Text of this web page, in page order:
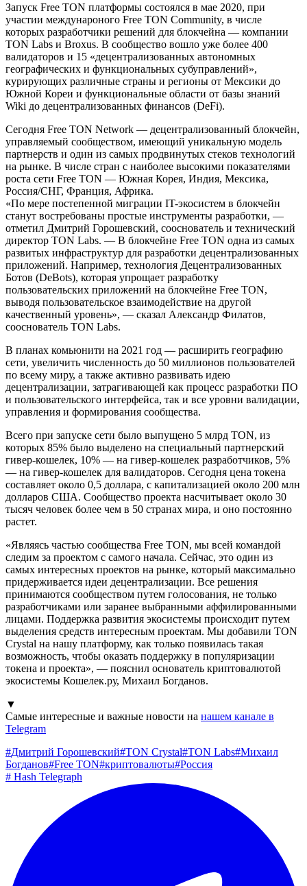
Запуск Free TON платформы состоялся в мае 2020, при
участии междунароного Free TON Community, в числе
которых разработчики решений для блокчейна — компании
TON Labs и Broxus. В сообщество вошло уже более 400
валидаторов и 15 «децентрализованных автономных
географических и функциональных субуправлений»,
курирующих различные страны и регионы от Мексики до
Южной Кореи и функциональные области от базы знаний
Wiki до децентрализованных финансов (DeFi).
Сегодня Free TON Network — децентрализованный блокчейн,
управляемый сообществом, имеющий уникальную модель
партнерств и один из самых продвинутых стеков технологий
на рынке. В числе стран с наиболее высокими показателями
роста сети Free TON — Южная Корея, Индия, Мексика,
Россия/СНГ, Франция, Африка.
«По мере постепенной миграции IT-экосистем в блокчейн
станут востребованы простые инструменты разработки, —
отметил Дмитрий Горошевский, сооснователь и технический
директор TON Labs. — В блокчейне Free TON одна из самых
развитых инфраструктур для разработки децентрализованных
приложений. Например, технология Децентрализованных
Ботов (DeBots), которая упрощает разработку
пользовательских приложений на блокчейне Free TON,
выводя пользовательское взаимодействие на другой
качественный уровень», — сказал Александр Филатов,
сооснователь TON Labs.
В планах комьюнити на 2021 год — расширить географию
сети, увеличить численность до 50 миллионов пользователей
по всему миру, а также активно развивать идею
децентрализации, затрагивающей как процесс разработки ПО
и пользовательского интерфейса, так и все уровни валидации,
управления и формирования сообщества.
Всего при запуске сети было выпущено 5 млрд TON, из
которых 85% было выделено на специальный партнерский
гивер-кошелек, 10% — на гивер-кошелек разработчиков, 5%
— на гивер-кошелек для валидаторов. Сегодня цена токена
составляет около 0,5 доллара, с капитализацией около 200 млн
долларов США. Сообщество проекта насчитывает около 30
тысяч человек более чем в 50 странах мира, и оно постоянно
растет.
«Являясь частью сообщества Free TON, мы всей командой
следим за проектом с самого начала. Сейчас, это один из
самых интересных проектов на рынке, который максимально
придерживается идеи децентрализации. Все решения
принимаются сообществом путем голосования, не только
разработчиками или заранее выбранными аффилированными
лицами. Поддержка развития экосистемы происходит путем
выделения средств интересным проектам. Мы добавили TON
Crystal на нашу платформу, как только появилась такая
возможность, чтобы оказать поддержку в популяризации
токена и проекта», — пояснил основатель криптовалютой
экосистемы Кошелек.ру, Михаил Богданов.
▼
Самые интересные и важные новости на нашем канале в
Telegram
#Дмитрий Горошевский#TON Crystal#TON Labs#Михаил
Богданов#Free TON#криптовалюты#Россия
# Hash Telegraph